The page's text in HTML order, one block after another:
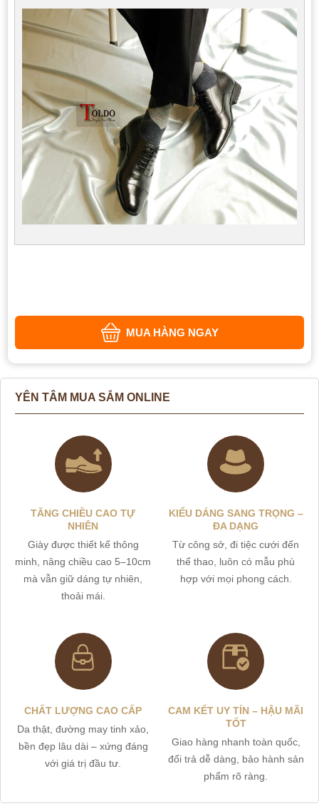
MUA HÀNG NGAY
YÊN TÂM MUA SẮM ONLINE
TĂNG CHIỀU CAO TỰ
NHIÊN
Giày được thiết kế thông
minh, nâng chiều cao 5–10cm
mà vẫn giữ dáng tự nhiên,
thoải mái.
KIỂU DÁNG SANG TRỌNG –
ĐA DẠNG
Từ công sở, đi tiệc cưới đến
thể thao, luôn có mẫu phù
hợp với mọi phong cách.
CHẤT LƯỢNG CAO CẤP
Da thật, đường may tinh xảo,
bền đẹp lâu dài – xứng đáng
với giá trị đầu tư.
CAM KẾT UY TÍN – HẬU MÃI
TỐT
Giao hàng nhanh toàn quốc,
đổi trả dễ dàng, bảo hành sản
phẩm rõ ràng.